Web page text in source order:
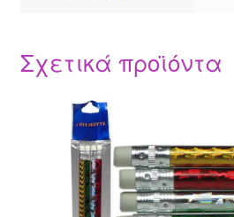
Σχετικά προϊόντα